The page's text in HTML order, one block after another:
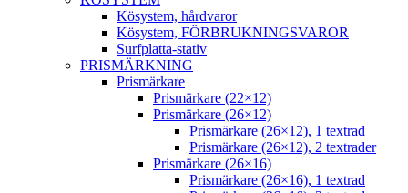
Kösystem, hårdvaror
Kösystem, FÖRBRUKNINGSVAROR
Surfplatta-stativ
PRISMÄRKNING
Prismärkare
Prismärkare (22×12)
Prismärkare (26×12)
Prismärkare (26×12), 1 textrad
Prismärkare (26×12), 2 textrader
Prismärkare (26×16)
Prismärkare (26×16), 1 textrad